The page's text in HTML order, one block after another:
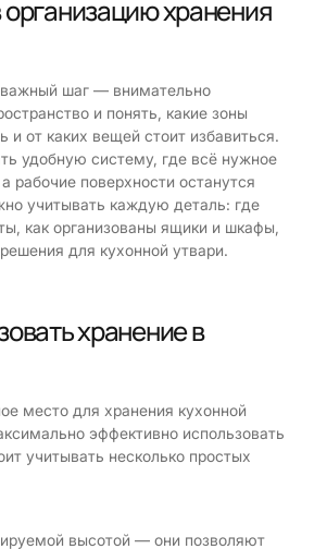
хранения
шаг — внимательно
и понять, какие зоны
и от каких вещей стоит избавиться.
удобную систему, где всё нужное
рабочие поверхности останутся
учитывать каждую деталь: где
как организованы ящики и шкафы,
для кухонной утвари.
хранение в
место для хранения кухонной
эффективно использовать
учитывать несколько простых
высотой — они позволяют